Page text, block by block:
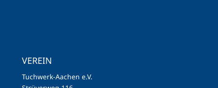
VEREIN
Tuchwerk-Aachen e.V.